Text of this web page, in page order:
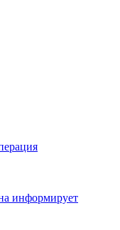
информирует